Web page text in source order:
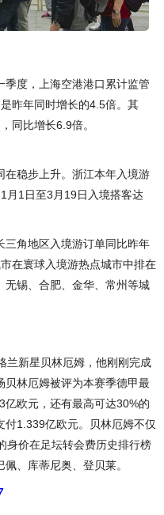
季度，上海空港港口累计监管
昨年同时增长的4.5倍。其
同比增长6.9倍。
在稳步上升。浙江本年入境游
月1日至3月19日入境搭客达
三角地区入境游订单同比昨年
在寰球入境游热点城市中排在
无锡、合肥、金华、常州等城
兰新星贝林厄姆，他刚刚完成
贝林厄姆被评为本赛季德甲最
欧元，还有最高可达30%的
1.339亿欧元。贝林厄姆不仅
身价在足坛转会费历史排行榜
、库蒂尼奥、登贝莱。